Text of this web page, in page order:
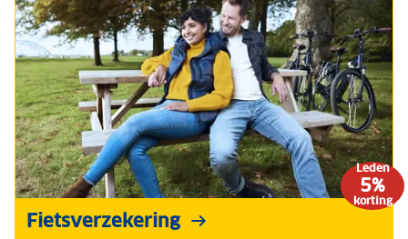
Leden
5%
korting
Fietsverzekering